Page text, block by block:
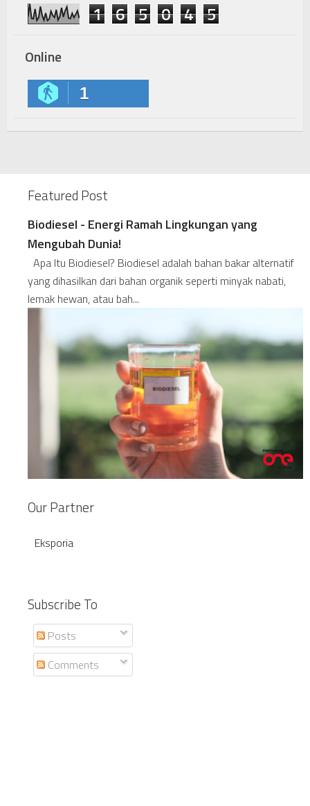
1 6 5 0 4 5
Online
1
Featured Post
Biodiesel - Energi Ramah Lingkungan yang
Mengubah Dunia!
Apa Itu Biodiesel? Biodiesel adalah bahan bakar alternatif
yang dihasilkan dari bahan organik seperti minyak nabati,
lemak hewan, atau bah...
Our Partner
Eksporia
Subscribe To
Posts
Comments